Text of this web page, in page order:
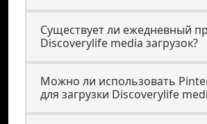
Существует ли ежедневный
Discoverylife media загрузок?
Можно ли использовать
для загрузки Discoverylife